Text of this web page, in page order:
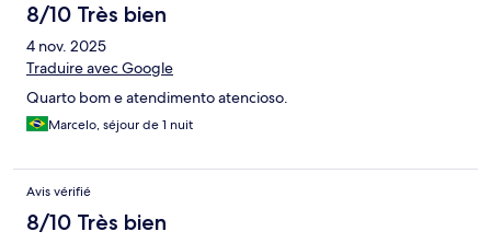
8/10 Très bien
4 nov. 2025
Traduire avec Google
Quarto bom e atendimento atencioso.
Marcelo, séjour de 1 nuit
Avis vérifié
8/10 Très bien